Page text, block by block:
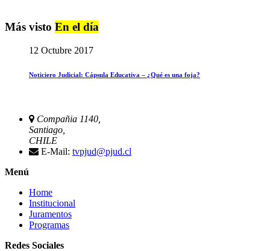
Más visto En el día
12 Octubre 2017
Noticiero Judicial: Cápsula Educativa – ¿Qué es una foja?
Compañia 1140,
Santiago,
CHILE
E-Mail: tvpjud@pjud.cl
Menú
Home
Institucional
Juramentos
Programas
Redes Sociales